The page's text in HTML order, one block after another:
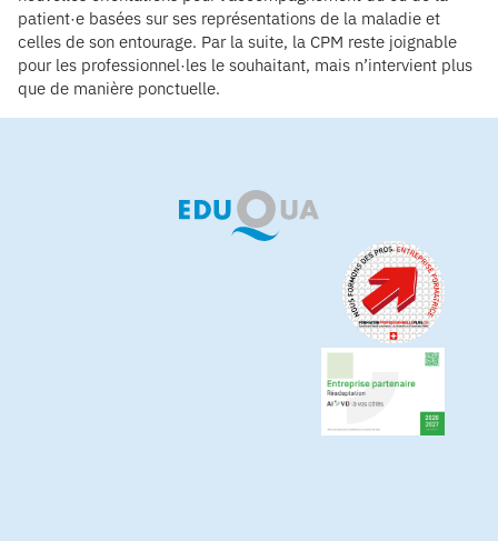
patient·e basées sur ses représentations de la maladie et
celles de son entourage. Par la suite, la CPM reste joignable
pour les professionnel·les le souhaitant, mais n’intervient plus
que de manière ponctuelle.